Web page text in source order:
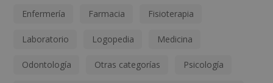
Enfermería Farmacia Fisioterapia
Laboratorio Logopedia Medicina
Odontología Otras categorías Psicología